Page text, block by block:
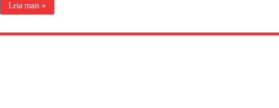
Leia mais »